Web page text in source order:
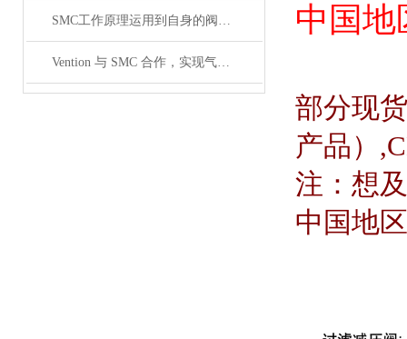
SMC工作原理运用到自身的阀体原理介绍
Vention 与 SMC 合作，实现气动设备的数字化工程
中国地
部分现
产品）
注：想
中国地